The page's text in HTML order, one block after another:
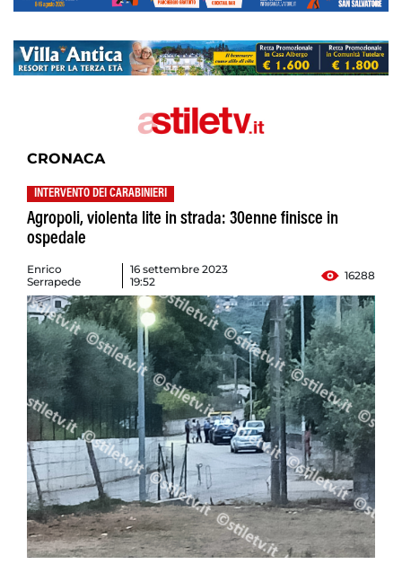
CRONACA
INTERVENTO DEI CARABINIERI
Agropoli, violenta lite in strada: 30enne finisce in
ospedale
Enrico
Serrapede
16 settembre 2023
19:52
16288